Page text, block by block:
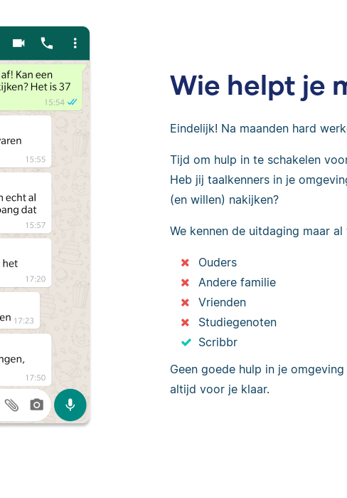
Wie helpt je
Eindelijk! Na maanden hard
Tijd om hulp in te schakelen
Heb jij taalkenners in je
(en willen) nakijken?
We kennen de uitdaging maar
Ouders
Andere familie
Vrienden
Studiegenoten
Scribbr
Geen goede hulp in je
altijd voor je klaar.